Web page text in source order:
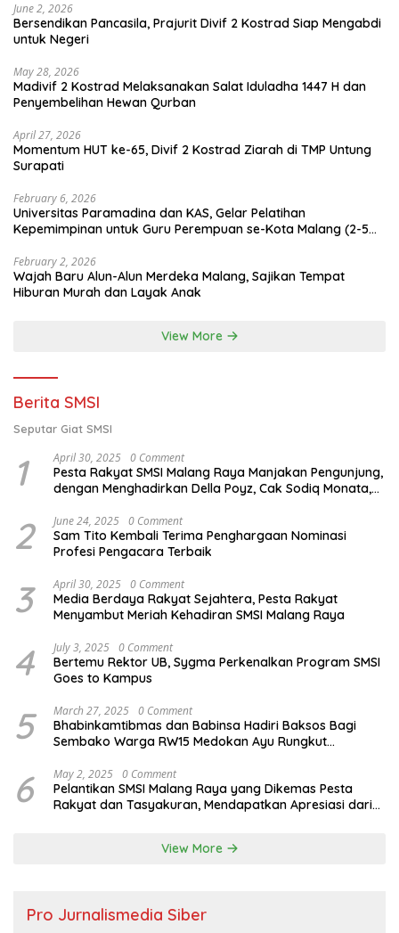
June 2, 2026
Bersendikan Pancasila, Prajurit Divif 2 Kostrad Siap Mengabdi
untuk Negeri
May 28, 2026
Madivif 2 Kostrad Melaksanakan Salat Iduladha 1447 H dan
Penyembelihan Hewan Qurban
April 27, 2026
Momentum HUT ke-65, Divif 2 Kostrad Ziarah di TMP Untung
Surapati
February 6, 2026
Universitas Paramadina dan KAS, Gelar Pelatihan
Kepemimpinan untuk Guru Perempuan se-Kota Malang (2-5
February 2, 2026
Wajah Baru Alun-Alun Merdeka Malang, Sajikan Tempat
Hiburan Murah dan Layak Anak
View More
Berita SMSI
Seputar Giat SMSI
1 April 30, 2025 0 Comment
Pesta Rakyat SMSI Malang Raya Manjakan Pengunjung,
dengan Menghadirkan Della Poyz, Cak Sodiq Monata,
2 June 24, 2025 0 Comment
Sam Tito Kembali Terima Penghargaan Nominasi
Profesi Pengacara Terbaik
3 April 30, 2025 0 Comment
Media Berdaya Rakyat Sejahtera, Pesta Rakyat
Menyambut Meriah Kehadiran SMSI Malang Raya
4 July 3, 2025 0 Comment
Bertemu Rektor UB, Sygma Perkenalkan Program SMSI
Goes to Kampus
5 March 27, 2025 0 Comment
Bhabinkamtibmas dan Babinsa Hadiri Baksos Bagi
Sembako Warga RW15 Medokan Ayu Rungkut
6 May 2, 2025 0 Comment
Pelantikan SMSI Malang Raya yang Dikemas Pesta
Rakyat dan Tasyakuran, Mendapatkan Apresiasi dari
View More
Pro Jurnalismedia Siber